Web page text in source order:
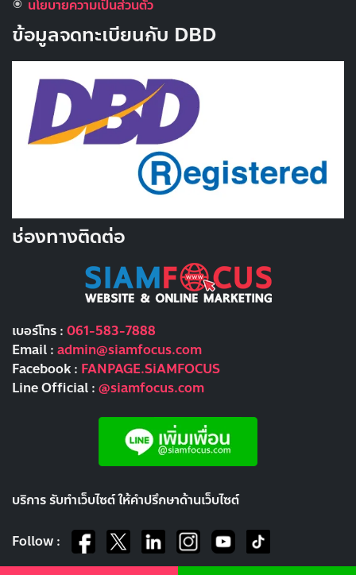
นโยบายความเป็นส่วนตัว
ข้อมูลจดทะเบียนกับ DBD
ช่องทางติดต่อ
เบอร์โทร : 061-583-7888
Email : admin@siamfocus.com
Facebook : FANPAGE.SiAMFOCUS
Line Official : @siamfocus.com
บริการ รับทำเว็บไซต์ ให้คำปรึกษาด้านเว็บไซต์
Follow :